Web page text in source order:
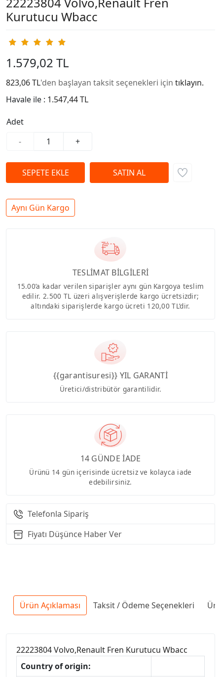
Kurutucu Wbacc
1.579,02 TL
823,06 TL'den başlayan taksit seçenekleri için tıklayın.
Havale ile : 1.547,44 TL
Adet
-
+
Aynı Gün Kargo
TESLİMAT BİLGİLERİ
15.00’a kadar verilen siparişler aynı gün Kargoya teslim
edilir. 2.500 TL üzeri alışverişlerde kargo ücretsizdir;
altındaki siparişlerde kargo ücreti 120,00 TL’dir.
{{garantisuresi}} YIL GARANTİ
Üretici/distribütör garantilidir.
14 GÜNDE İADE
Ürünü 14 gün içerisinde ücretsiz ve kolayca iade
edebilirsiniz.
Telefonla Sipariş
Fiyatı Düşünce Haber Ver
Ürün Açıklaması Taksit / Ödeme Seçenekleri
22223804 Volvo,Renault Fren Kurutucu Wbacc
Country of origin: